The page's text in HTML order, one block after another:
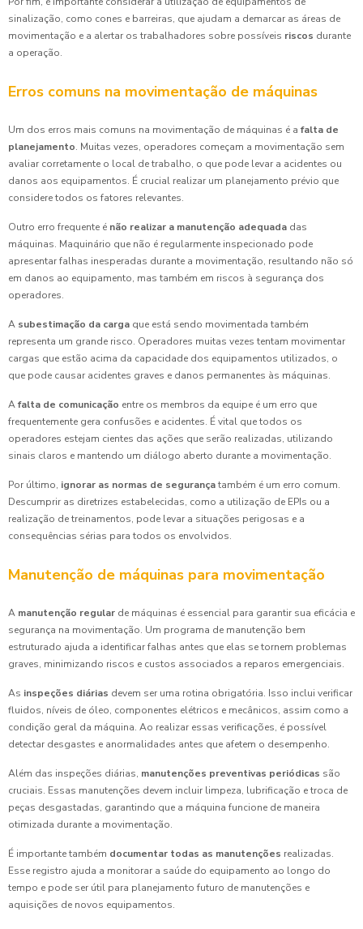
sinalização, como cones e barreiras, que ajudam a demarcar as áreas de
movimentação e a alertar os trabalhadores sobre possíveis riscos durante
a operação.
Erros comuns na movimentação de máquinas
Um dos erros mais comuns na movimentação de máquinas é a falta de
planejamento. Muitas vezes, operadores começam a movimentação sem
avaliar corretamente o local de trabalho, o que pode levar a acidentes ou
danos aos equipamentos. É crucial realizar um planejamento prévio que
considere todos os fatores relevantes.
Outro erro frequente é não realizar a manutenção adequada das
máquinas. Maquinário que não é regularmente inspecionado pode
apresentar falhas inesperadas durante a movimentação, resultando não só
em danos ao equipamento, mas também em riscos à segurança dos
operadores.
A subestimação da carga que está sendo movimentada também
representa um grande risco. Operadores muitas vezes tentam movimentar
cargas que estão acima da capacidade dos equipamentos utilizados, o
que pode causar acidentes graves e danos permanentes às máquinas.
Afalta de comunicação entre os membros da equipe é um erro que
frequentemente gera confusões e acidentes. É vital que todos os
operadores estejam cientes das ações que serão realizadas, utilizando
sinais claros e mantendo um diálogo aberto durante a movimentação.
Por último, ignorar as normas de segurançatambém é um erro comum.
Descumprir as diretrizes estabelecidas, como a utilização de EPIs ou a
realização de treinamentos, pode levar a situações perigosas e a
consequências sérias para todos os envolvidos.
Manutenção de máquinas para movimentação
A manutenção regular de máquinas é essencial para garantir sua eficácia e
segurança na movimentação. Um programa de manutenção bem
estruturado ajuda a identificar falhas antes que elas se tornem problemas
graves, minimizando riscos e custos associados a reparos emergenciais.
As inspeções diárias devem ser uma rotina obrigatória. Isso inclui verificar
fluidos, níveis de óleo, componentes elétricos e mecânicos, assim como a
condição geral da máquina. Ao realizar essas verificações, é possível
detectar desgastes e anormalidades antes que afetem o desempenho.
Além das inspeções diárias, manutenções preventivas periódicas são
cruciais. Essas manutenções devem incluir limpeza, lubrificação e troca de
peças desgastadas, garantindo que a máquina funcione de maneira
otimizada durante a movimentação.
É importante também documentar todas as manutenções realizadas.
Esse registro ajuda a monitorar a saúde do equipamento ao longo do
tempo e pode ser útil para planejamento futuro de manutenções e
aquisições de novos equipamentos.